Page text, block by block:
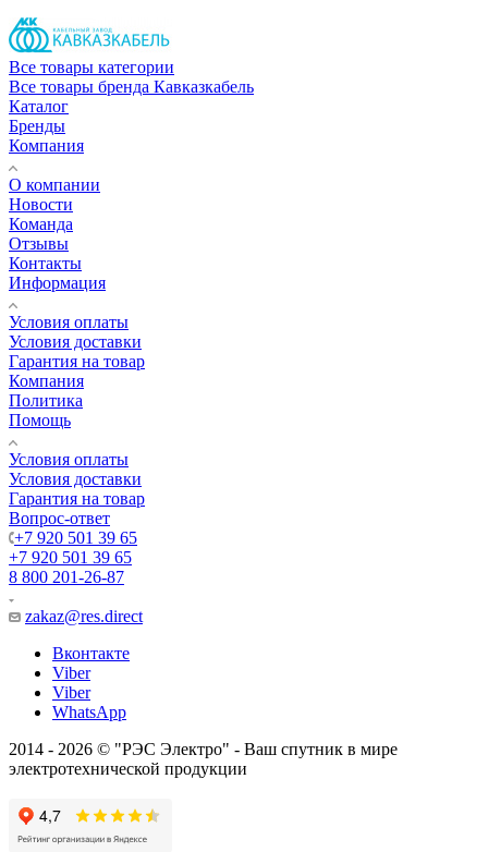
Все товары категории
Все товары бренда Кавказкабель
Каталог
Бренды
Компания
О компании
Новости
Команда
Отзывы
Контакты
Информация
Условия оплаты
Условия доставки
Гарантия на товар
Компания
Политика
Помощь
Условия оплаты
Условия доставки
Гарантия на товар
Вопрос-ответ
+7 920 501 39 65
+7 920 501 39 65
8 800 201-26-87
zakaz@res.direct
Вконтакте
Viber
Viber
WhatsApp
2014 - 2026 © "РЭС Электро" - Ваш спутник в мире
электротехнической продукции